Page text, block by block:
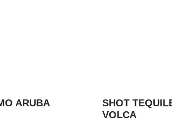
ARUBA
SHOT
VOLCA